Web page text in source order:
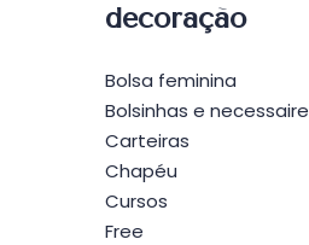
decoração
Bolsa feminina
Bolsinhas e necessaire
Carteiras
Chapéu
Cursos
Free